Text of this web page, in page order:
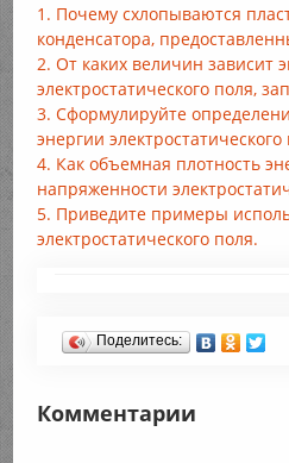
1. Почему схлопываются
конденсатора,
2. От каких величин зависит
электростатического поля,
3. Сформулируйте
энергии электростатического
4. Как объемная плотность
напряженности
5. Приведите примеры
электростатического поля.
Поделитесь:
Комментарии